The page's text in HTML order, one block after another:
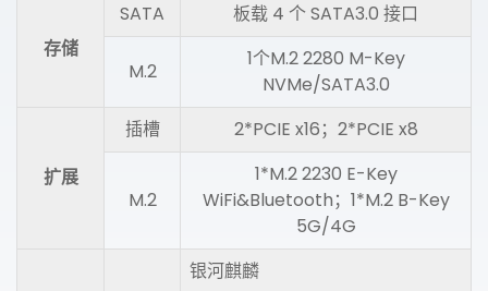
存储
SATA 板载 4 个 SATA3.0 接口
M.2
1个M.2 2280 M-Key
NVMe/SATA3.0
扩展
插槽 2*PCIE x16；2*PCIE x8
M.2
1*M.2 2230 E-Key
WiFi&Bluetooth；1*M.2 B-Key
5G/4G
银河麒麟